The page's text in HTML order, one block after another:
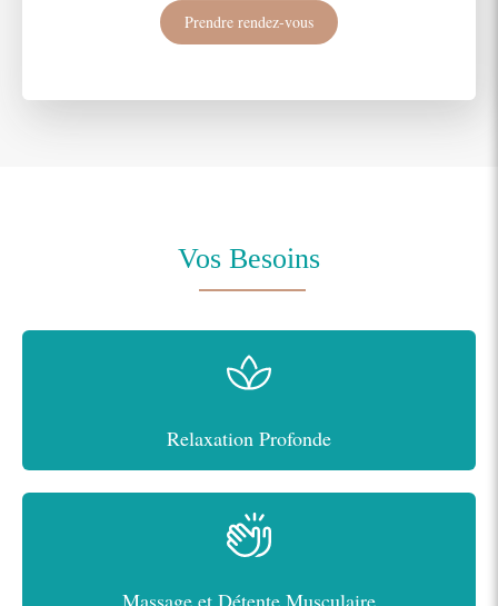
Prendre rendez-vous
Vos Besoins
Relaxation Profonde
Massage et Détente Musculaire